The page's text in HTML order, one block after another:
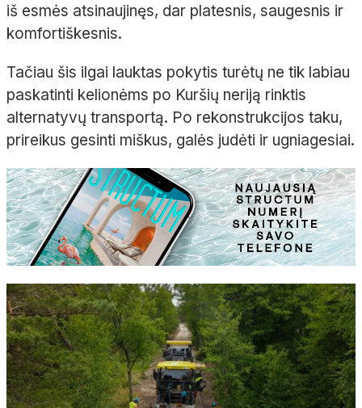
iš esmės atsinaujinęs, dar platesnis, saugesnis ir
komfortiškesnis.
Tačiau šis ilgai lauktas pokytis turėtų ne tik labiau
paskatinti kelionėms po Kuršių neriją rinktis
alternatyvų transportą. Po rekonstrukcijos taku,
prireikus gesinti miškus, galės judėti ir ugniagesiai.